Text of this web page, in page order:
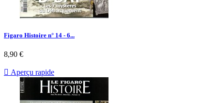
Figaro Histoire n° 14 - 6...
Prix
8,90 €
 Aperçu rapide